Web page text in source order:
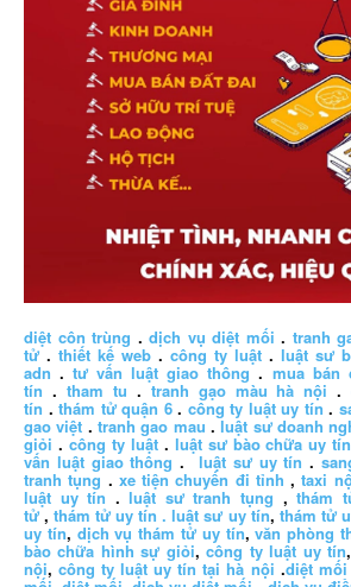
diệt côn trùng .dịch vụ diệt mối . tranh
tử . thiết kế web . công ty luật . luật sư
adn .tư vấn luật giao thông . mua bán
tín . tham tu . tranh gạo màu hà nội .
tín .thám tử quận 6. công ty luật uy tín .
gao việt .tranh gao mau .luật sư doanh
giỏi . công ty luật. luật sư bào chữa uy tín
vấn luật giao thông . luật sư uy tín .
tranh tụng . xe tiện chuyến đi tỉnh ,taxi
luật uy tín .luật sư tranh tụng ,thám
tử ,thám tử uy tín . luật sư uy tín, thám tử
uy tín, dịch vụ thám tử uy tín,văn phòng
bào chữa hình sự giỏi,công ty luật uy tín,
nội,công ty luật uy tín tại hà nội .diệt